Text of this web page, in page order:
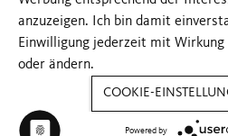
anzuzeigen. Ich bin damit
Einwilligung jederzeit mit
oder ändern.
COOKIE-
Powered by